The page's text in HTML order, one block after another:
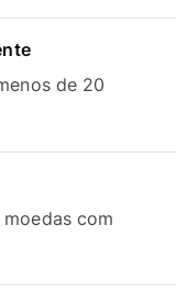
de 20
com